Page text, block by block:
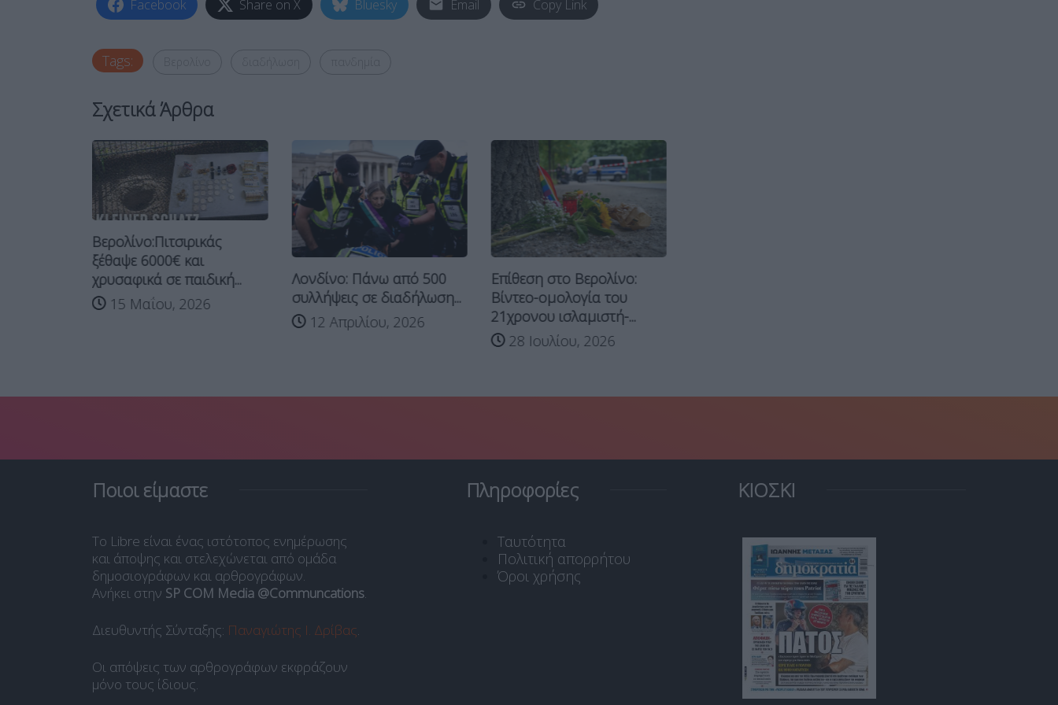
Facebook Share on X Bluesky Email Copy Link
Tags:
Σχετικά Άρθρα
Βερολίνο:Πιτσιρικάς
ξέθαψε 6000€ και
χρυσαφικά σε παιδική...
15 Μαΐου, 2026
Λονδίνο: Πάνω από 500
συλλήψεις σε διαδήλωση...
12 Απριλίου, 2026
Επίθεση στο Βερολίνο:
Βίντεο-ομολογία του
21χρονου ισλαμιστή-...
28 Ιουλίου, 2026
Ποιοι είμαστε
Το Libre είναι ένας ιστότοπος ενημέρωσης
και άποψης και στελεχώνεται από ομάδα
δημοσιογράφων και αρθρογράφων.
Ανήκει στην SP COM Media @Communcations.
Διευθυντής Σύνταξης: Παναγιώτης Ι. Δρίβας.
Οι απόψεις των αρθρογράφων εκφράζουν
μόνο τους ίδιους.
Πληροφορίες
Ταυτότητα
Πολιτική απορρήτου
Όροι χρήσης
ΚΙΟΣΚΙ